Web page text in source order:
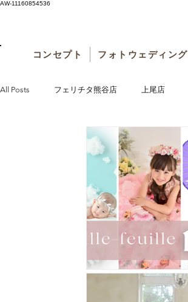
AW-11160854536
コンセプト フォトウェディング
All Posts フェリチタ熊谷店 上尾店